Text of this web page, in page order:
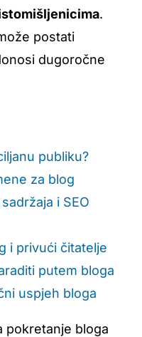
.
postati
dugoročne
publiku?
za blog
i SEO
i privući čitatelje
putem bloga
uspjeh bloga
pokretanje bloga